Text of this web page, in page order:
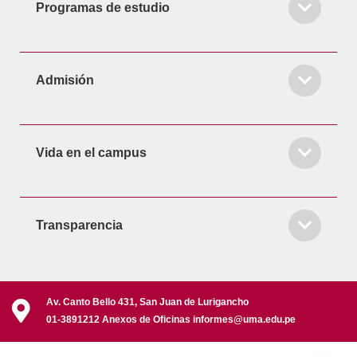
Programas de estudio
Admisión
Vida en el campus
Transparencia
Av. Canto Bello 431, San Juan de Lurigancho
01-3891212 Anexos de Oficinas informes@uma.edu.pe